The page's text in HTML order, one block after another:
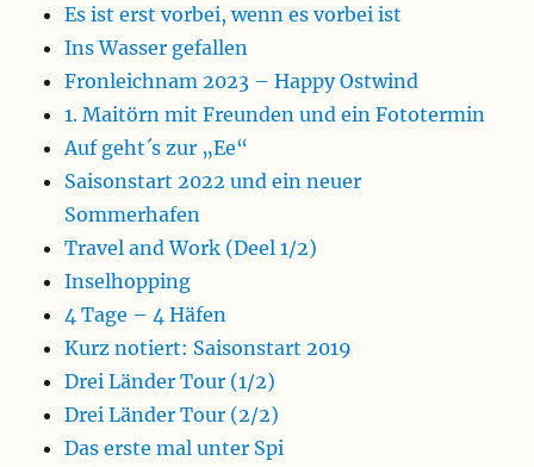
Es ist erst vorbei, wenn es vorbei ist
Ins Wasser gefallen
Fronleichnam 2023 – Happy Ostwind
1. Maitörn mit Freunden und ein Fototermin
Auf geht´s zur „Ee“
Saisonstart 2022 und ein neuer
Sommerhafen
Travel and Work (Deel 1/2)
Inselhopping
4 Tage – 4 Häfen
Kurz notiert: Saisonstart 2019
Drei Länder Tour (1/2)
Drei Länder Tour (2/2)
Das erste mal unter Spi